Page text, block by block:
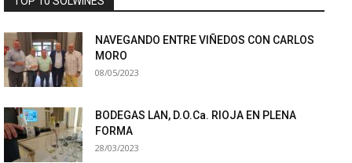
NAVEGANDO ENTRE VIÑEDOS CON CARLOS
MORO
08/05/2023
BODEGAS LAN, D.O.Ca. RIOJA EN PLENA
FORMA
28/03/2023